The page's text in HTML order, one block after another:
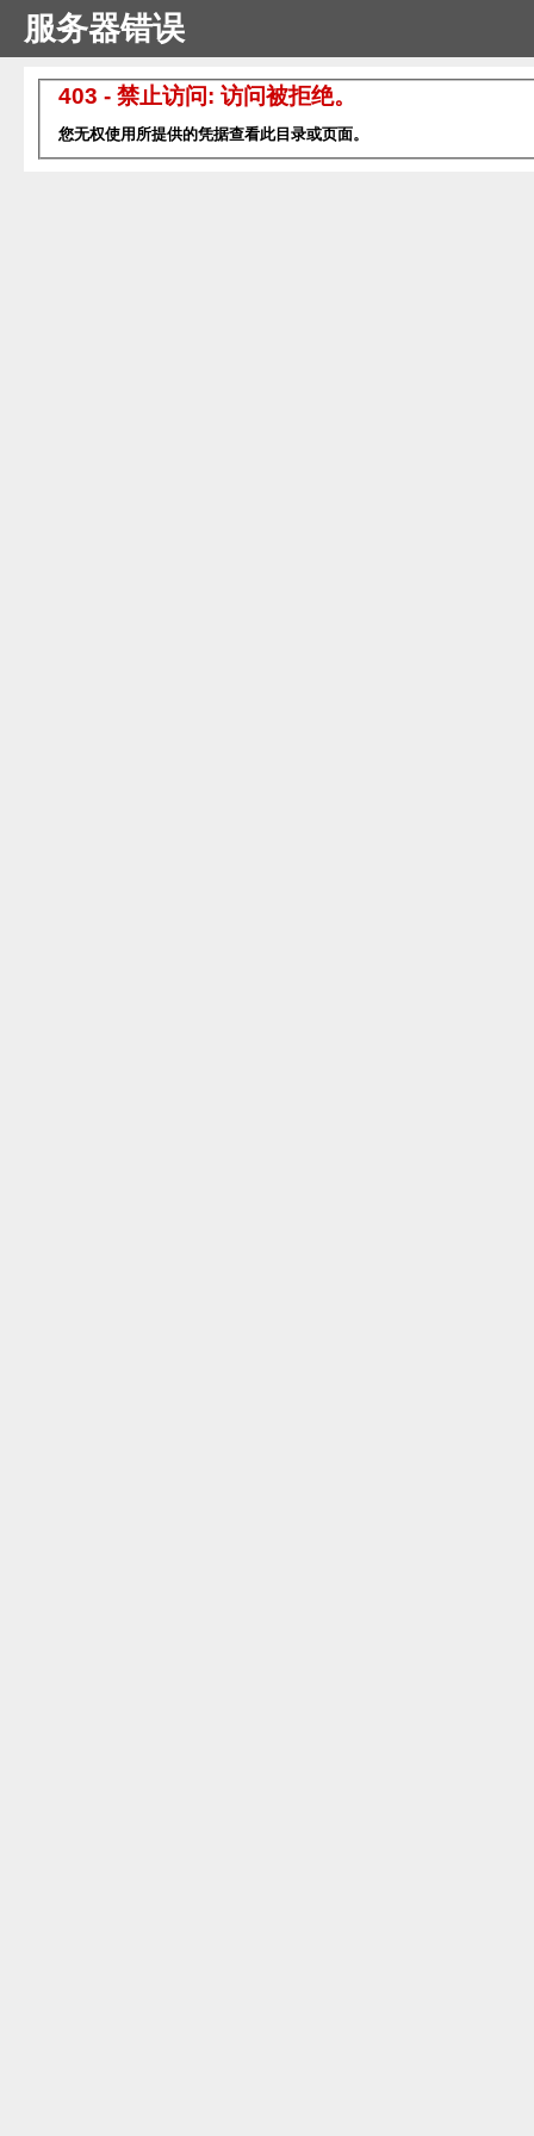
服务器错误
403 - 禁止访问: 访问被拒绝。
您无权使用所提供的凭据查看此目录或页面。